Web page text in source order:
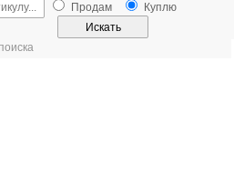
Продам Куплю